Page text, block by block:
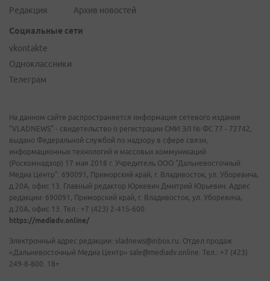
Редакция
Архив новостей
Социальные сети
vkontakte
Одноклассники
Телеграм
На данном сайте распространяется информация сетевого издания
"VLADNEWS" - свидетельство о регистрации СМИ ЭЛ № ФС 77 - 72742,
выдано Федеральной службой по надзору в сфере связи,
информационных технологий и массовых коммуникаций
(Роскомнадзор) 17 мая 2018 г. Учредитель ООО "Дальневосточный
Медиа Центр". 690091, Приморский край, г. Владивосток, ул. Уборевича,
д.20А, офис 13. Главный редактор Юркевич Дмитрий Юрьевич. Адрес
редакции: 690091, Приморский край, г. Владивосток, ул. Уборевича,
д.20А, офис 13. Тел.: +7 (423) 2-415-600.
https://mediadv.online/
Электронный адрес редакции: vladnews@inbox.ru. Отдел продаж
«Дальневосточный Медиа Центр» sale@mediadv.online. Тел.: +7 (423)
249-8-800. 18+